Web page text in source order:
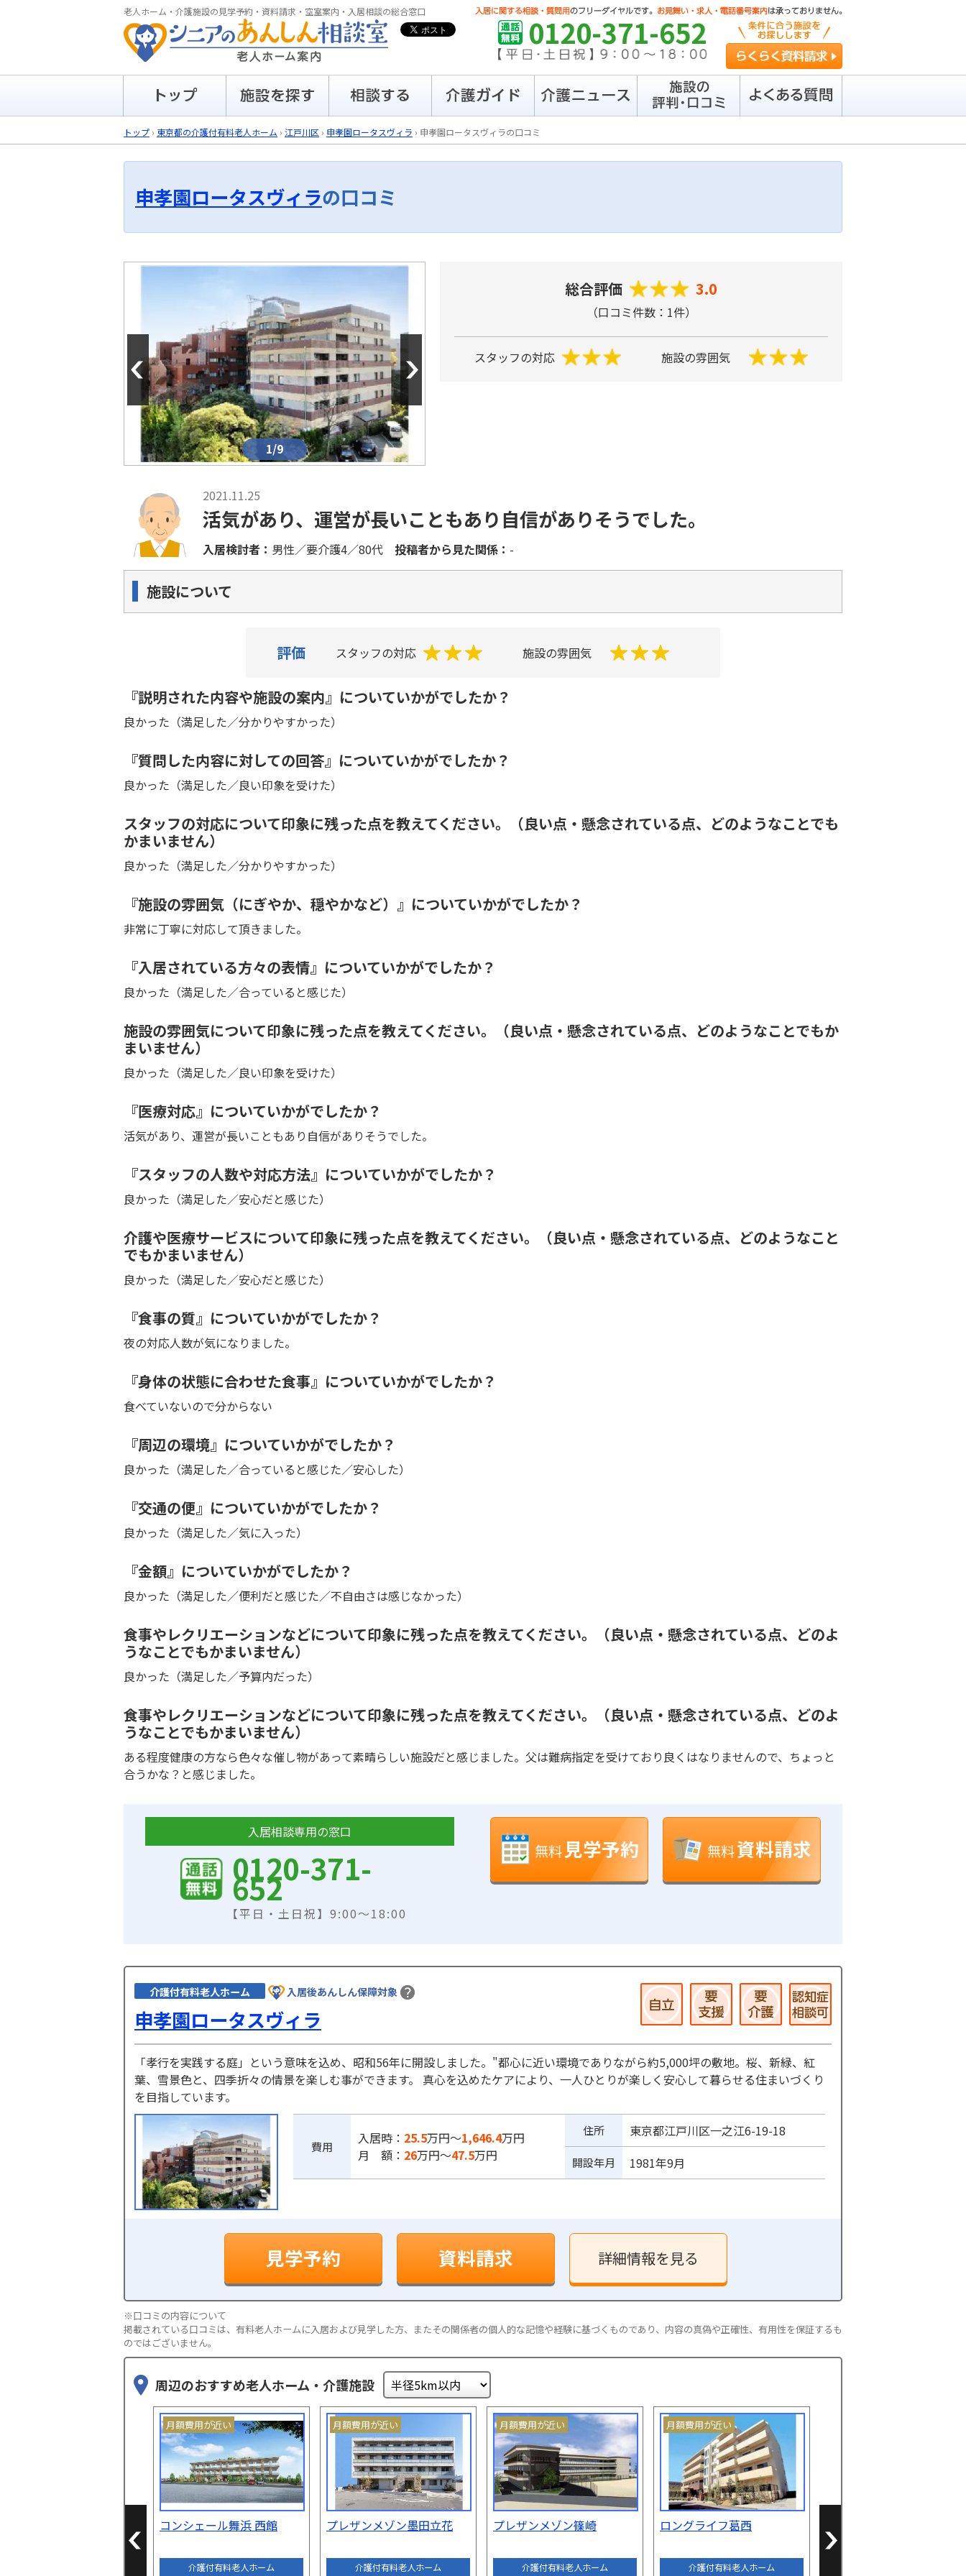
老人ホーム・介護施設の見学予約・資料請求・空室案内・入居相談の総合窓口
0120-371-652
トップ › 東京都の介護付有料老人ホーム › 江戸川区 › 申孝園ロータスヴィラ › 申孝園ロータスヴィラの口コミ
申孝園ロータスヴィラの口コミ
Previous
1/9
総合評価 3.0
（口コミ件数：1件）
スタッフの対応 施設の雰囲気
2021.11.25
活気があり、運営が長いこともあり自信がありそうでした。
入居検討者： 男性／要介護4／80代 投稿者から見た関係： -
施設について
評価 スタッフの対応 施設の雰囲気
『説明された内容や施設の案内』についていかがでしたか？
良かった（満足した／分かりやすかった）
『質問した内容に対しての回答』についていかがでしたか？
良かった（満足した／良い印象を受けた）
スタッフの対応について印象に残った点を教えてください。（良い点・懸念されている点、どのようなことでも
かまいません）
良かった（満足した／分かりやすかった）
『施設の雰囲気（にぎやか、穏やかなど）』についていかがでしたか？
非常に丁寧に対応して頂きました。
『入居されている方々の表情』についていかがでしたか？
良かった（満足した／合っていると感じた）
施設の雰囲気について印象に残った点を教えてください。（良い点・懸念されている点、どのようなことでもか
まいません）
良かった（満足した／良い印象を受けた）
『医療対応』についていかがでしたか？
活気があり、運営が長いこともあり自信がありそうでした。
『スタッフの人数や対応方法』についていかがでしたか？
良かった（満足した／安心だと感じた）
介護や医療サービスについて印象に残った点を教えてください。（良い点・懸念されている点、どのようなこと
でもかまいません）
良かった（満足した／安心だと感じた）
『食事の質』についていかがでしたか？
夜の対応人数が気になりました。
『身体の状態に合わせた食事』についていかがでしたか？
食べていないので分からない
『周辺の環境』についていかがでしたか？
良かった（満足した／合っていると感じた／安心した）
『交通の便』についていかがでしたか？
良かった（満足した／気に入った）
『金額』についていかがでしたか？
良かった（満足した／便利だと感じた／不自由さは感じなかった）
食事やレクリエーションなどについて印象に残った点を教えてください。（良い点・懸念されている点、どのよ
うなことでもかまいません）
良かった（満足した／予算内だった）
食事やレクリエーションなどについて印象に残った点を教えてください。（良い点・懸念されている点、どのよ
うなことでもかまいません）
ある程度健康の方なら色々な催し物があって素晴らしい施設だと感じました。父は難病指定を受けており良くはなりませんので、ちょっと
合うかな？と感じました。
入居相談専用の窓口
0120-371-
652
【平日・土日祝】9:00～18:00
無料 見学予約 無料資料請求
介護付有料老人ホーム 入居後あんしん保障対象
申孝園ロータスヴィラ
「孝行を実践する庭」という意味を込め、昭和56年に開設しました。"都心に近い環境でありながら約5,000坪の敷地。桜、新緑、紅
葉、雪景色と、四季折々の情景を楽しむ事ができます。 真心を込めたケアにより、一人ひとりが楽しく安心して暮らせる住まいづくり
を目指しています。
費用
入居時： 25.5万円～1,646.4万円
月 額： 26万円～47.5万円
住所 東京都江戸川区一之江6-19-18
開設年月 1981年9月
見学予約 資料請求 詳細情報を見る
※口コミの内容について
掲載されている口コミは、有料老人ホームに入居および見学した方、またその関係者の個人的な記憶や経験に基づくものであり、内容の真偽や正確性、有用性を保証するも
のではございません。
周辺のおすすめ老人ホーム・介護施設
Previous
月額費用が近い
コンシェール舞浜 西館
介護付有料老人ホーム
月額費用が近い
プレザンメゾン墨田立花
介護付有料老人ホーム
月額費用が近い
プレザンメゾン篠崎
介護付有料老人ホーム
月額費用が近い
ロングライフ葛西
介護付有料老人ホーム
ーム・江戸川
Previous